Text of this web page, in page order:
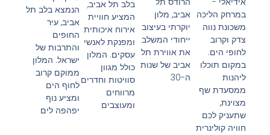
במרחק הליכה
משכונת נווה
צדק וקרוב
לחופי הים.
במקום תוכלו
ליהנות
ממסעדת שף
מצוינת,
שתעניק לכם
חוויה קולינרית
אביב, מלון
יוקרתי בעיצוב
ייחודי המשלב
את אווירת תל
אביב של שנות
ה-30
בלב תל אביב,
המציע חוויית
אירוח איכותית
ומפנקת לאנשי
עסקים. המלון
כולל מגוון
סוויטות וחדרים
מרווחים
ומעוצבים
הנמצא בלב תל
אביב, עיר
החופים
והתרבות של
ישראל. המלון
ממוקם קרוב
לחוף הים
ומציע נוף
יפהפה לים